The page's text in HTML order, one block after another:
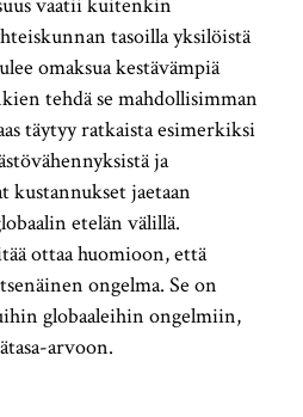
tasoilla yksilöistä
omaksua kestävämpiä
tehdä se mahdollisimman
täytyy ratkaista esimerkiksi
ja
kustannukset jaetaan
etelän välillä.
ottaa huomioon, että
ongelma. Se on
globaaleihin ongelmiin,
arvoon.